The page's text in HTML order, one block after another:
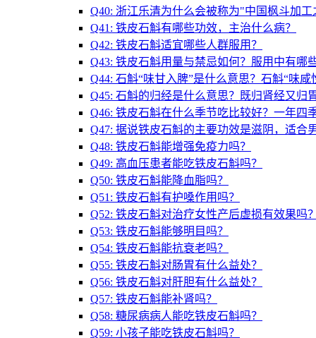
Q40: 浙江乐清为什么会被称为"中国枫斗加
Q41: 铁皮石斛有哪些功效，主治什么病？
Q42: 铁皮石斛适宜哪些人群服用？
Q43: 铁皮石斛用量与禁忌如何？服用中有哪
Q44: 石斛“味甘入脾”是什么意思？石斛“味
Q45: 石斛的归经是什么意思？既归肾经又归
Q46: 铁皮石斛在什么季节吃比较好？一年四
Q47: 据说铁皮石斛的主要功效是滋阴，适合
Q48: 铁皮石斛能增强免疫力吗？
Q49: 高血压患者能吃铁皮石斛吗？
Q50: 铁皮石斛能降血脂吗？
Q51: 铁皮石斛有护嗓作用吗？
Q52: 铁皮石斛对治疗女性产后虚损有效果吗
Q53: 铁皮石斛能够明目吗？
Q54: 铁皮石斛能抗衰老吗？
Q55: 铁皮石斛对肠胃有什么益处？
Q56: 铁皮石斛对肝胆有什么益处？
Q57: 铁皮石斛能补肾吗？
Q58: 糖尿病病人能吃铁皮石斛吗？
Q59: 小孩子能吃铁皮石斛吗？